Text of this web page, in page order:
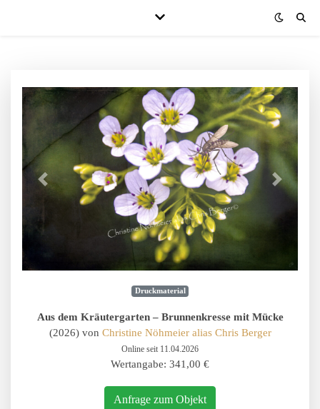
Druckmaterial
Aus dem Kräutergarten – Brunnenkresse mit Mücke
(2026) von Christine Nöhmeier alias Chris Berger
Online seit 11.04.2026
Wertangabe: 341,00 €
Anfrage zum Objekt